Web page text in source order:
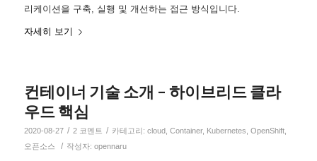
리케이션을 구축, 실행 및 개선하는 접근 방식입니다.
자세히 보기
컨테이너 기술 소개 – 하이브리드 클라
우드 핵심
2020-08-27 / 2 코멘트 / 카테고리: cloud, Container, Kubernetes OpenShift,
오픈소스
/ 작성자: opennaru